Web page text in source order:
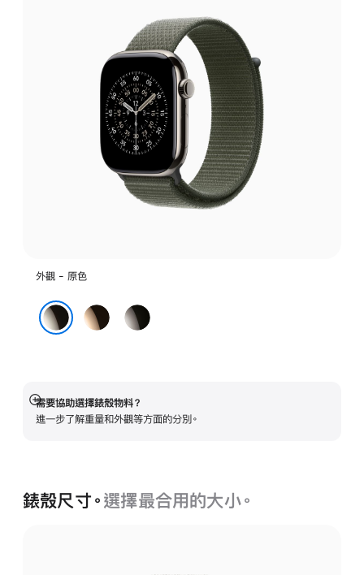
外觀 - 原色
金
色
石
板
需要協助選擇錶殼物料？
進一步了解重量和外觀等方面的分別。
顯
示
錶殼尺寸。 選擇最合用的大小。